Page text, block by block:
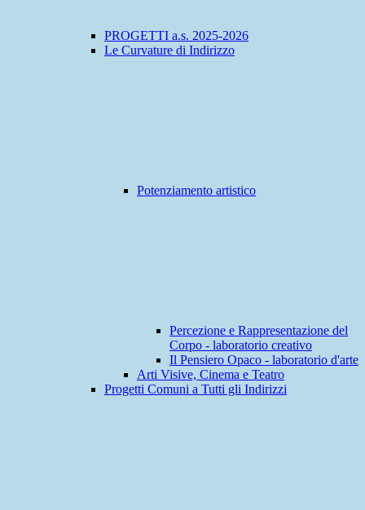
PROGETTI a.s. 2025-2026
Le Curvature di Indirizzo
Potenziamento artistico
Percezione e Rappresentazione del
Corpo - laboratorio creativo
Il Pensiero Opaco - laboratorio d'arte
Arti Visive, Cinema e Teatro
Progetti Comuni a Tutti gli Indirizzi